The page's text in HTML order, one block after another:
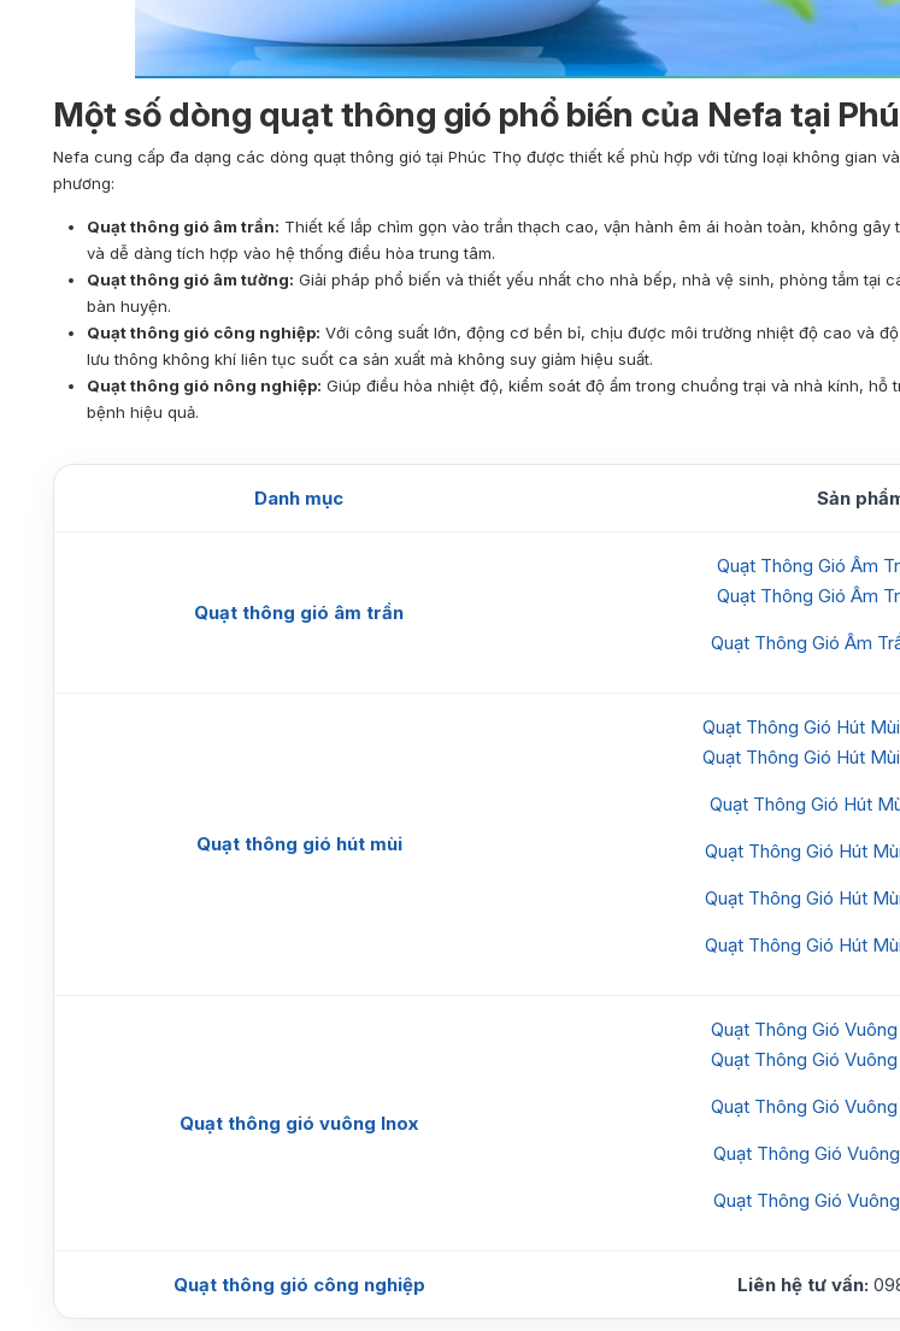
Một số dòng quạt thông gió phổ biến của Nefa tại
Nefa cung cấp đa dạng các dòng quạt thông gió tại Phúc Thọ được thiết kế phù hợp với từng loại không gian
phương:
Quạt thông gió âm trần: Thiết kế lắp chìm gọn vào trần thạch cao, vận hành êm ái hoàn toàn, không gây
và dễ dàng tích hợp vào hệ thống điều hòa trung tâm.
Quạt thông gió âm tường: Giải pháp phổ biến và thiết yếu nhất cho nhà bếp, nhà vệ sinh, phòng tắm tại
bàn huyện.
Quạt thông gió công nghiệp: Với công suất lớn, động cơ bền bỉ, chịu được môi trường nhiệt độ cao và
lưu thông không khí liên tục suốt ca sản xuất mà không suy giảm hiệu suất.
Quạt thông gió nông nghiệp: Giúp điều hòa nhiệt độ, kiểm soát độ ẩm trong chuồng trại và nhà kính, hỗ
bệnh hiệu quả.
Danh mục Sản
Quạt thông gió âm trần
Quạt Thông Gió Âm
Quạt Thông Gió Âm
Quạt Thông Gió Âm
Quạt thông gió hút mùi
Quạt Thông Gió Hút
Quạt Thông Gió Hút
Quạt Thông Gió Hút
Quạt Thông Gió Hút
Quạt Thông Gió Hút
Quạt Thông Gió Hút
Quạt thông gió vuông Inox
Quạt Thông Gió
Quạt Thông Gió
Quạt Thông Gió
Quạt Thông Gió
Quạt Thông Gió
Quạt thông gió công nghiệp Liên hệ tư vấn: